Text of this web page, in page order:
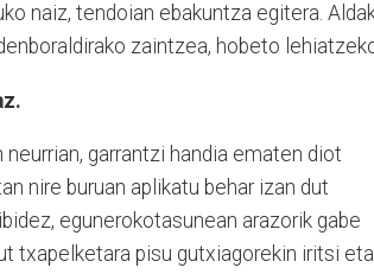
naiz, tendoian ebakuntza egitera.
zaintzea, hobeto
garrantzi handia ematen diot
nire buruan aplikatu behar izan dut
egunerokotasunean arazorik gabe
txapelketara pisu gutxiagorekin iritsi eta